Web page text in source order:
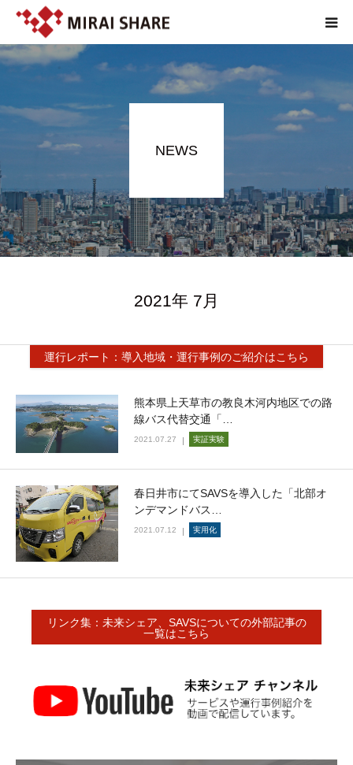
NEWS
2021年 7月
運行レポート：導入地域・運行事例のご紹介はこちら
熊本県上天草市の教良木河内地区での路
線バス代替交通「…
2021.07.27 実証実験
春日井市にてSAVSを導入した「北部オ
ンデマンドバス…
2021.07.12 実用化
リンク集：未来シェア、SAVSについての外部記事の
一覧はこちら
NEWS
TECHNOLOGY
SERVICE
REPORT
ABOUT